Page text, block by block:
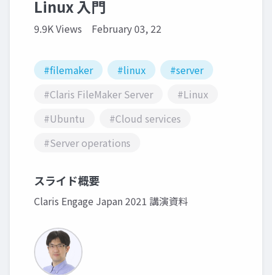
Linux 入門
9.9K Views February 03, 22
#filemaker #linux
#server
#Claris FileMaker Server
#Linux
#Ubuntu
#Cloud services
#Server operations
スライド概要
Claris Engage Japan 2021 講演資料